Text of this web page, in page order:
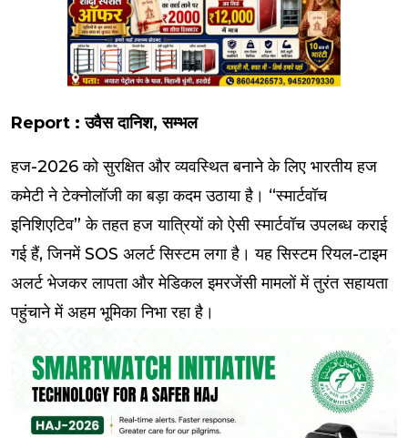
Report : उवैस दानिश, सम्भल
हज-2026 को सुरक्षित और व्यवस्थित बनाने के लिए भारतीय हज
कमेटी ने टेक्नोलॉजी का बड़ा कदम उठाया है। “स्मार्टवॉच
इनिशिएटिव” के तहत हज यात्रियों को ऐसी स्मार्टवॉच उपलब्ध कराई
गई हैं, जिनमें SOS अलर्ट सिस्टम लगा है। यह सिस्टम रियल-टाइम
अलर्ट भेजकर लापता और मेडिकल इमरजेंसी मामलों में तुरंत सहायता
पहुंचाने में अहम भूमिका निभा रहा है।